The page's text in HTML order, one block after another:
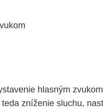
hlasným
zníženie sluchu,